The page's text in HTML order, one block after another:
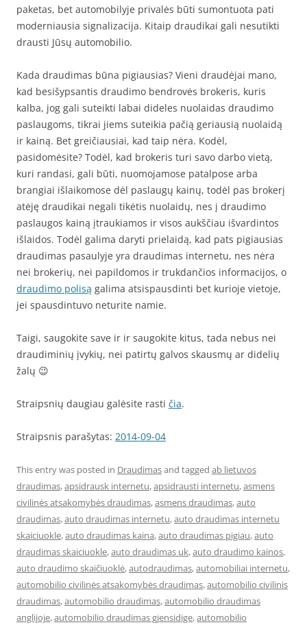
paketas, bet automobilyje privalės būti sumontuota pati
moderniausia signalizacija. Kitaip draudikai gali nesutikti
drausti Jūsų automobilio.
Kada draudimas būna pigiausias? Vieni draudėjai mano,
kad besišypsantis draudimo bendrovės brokeris, kuris
kalba, jog gali suteikti labai dideles nuolaidas draudimo
paslaugoms, tikrai jiems suteikia pačią geriausią nuolaidą
ir kainą. Bet greičiausiai, kad taip nėra. Kodėl,
pasidomėsite? Todėl, kad brokeris turi savo darbo vietą,
kuri randasi, gali būti, nuomojamose patalpose arba
brangiai išlaikomose dėl paslaugų kainų, todėl pas brokerį
atėję draudikai negali tikėtis nuolaidų, nes į draudimo
paslaugos kainą įtraukiamos ir visos aukščiau išvardintos
išlaidos. Todėl galima daryti prielaidą, kad pats pigiausias
draudimas pasaulyje yra draudimas internetu, nes nėra
nei brokerių, nei papildomos ir trukdančios informacijos, o
draudimo polisą galima atsispausdinti bet kurioje vietoje,
jei spausdintuvo neturite namie.
Taigi, saugokite save ir ir saugokite kitus, tada nebus nei
draudiminių įvykių, nei patirtų galvos skausmų ar didelių
žalų 😉
Straipsnių daugiau galėsite rasti čia.
Straipsnis parašytas: 2014-09-04
This entry was posted in Draudimasand tagged ab lietuvos
draudimas,apsidrausk internetu,apsidrausti internetu,asmens
civilinės atsakomybės draudimas,asmens draudimas,auto
draudimas,auto draudimas internetu,auto draudimas internetu
skaiciuokle,auto draudimas kaina,auto draudimas pigiau,auto
draudimas skaiciuokle,auto draudimas uk,auto draudimo kainos,
auto draudimo skaičiuoklė,autodraudimas,automobiliai internetu,
automobilio civilinės atsakomybės draudimas,automobilio civilinis
draudimas,automobilio draudimas,automobilio draudimas
anglijoje,automobilio draudimas gjensidige,automobilio